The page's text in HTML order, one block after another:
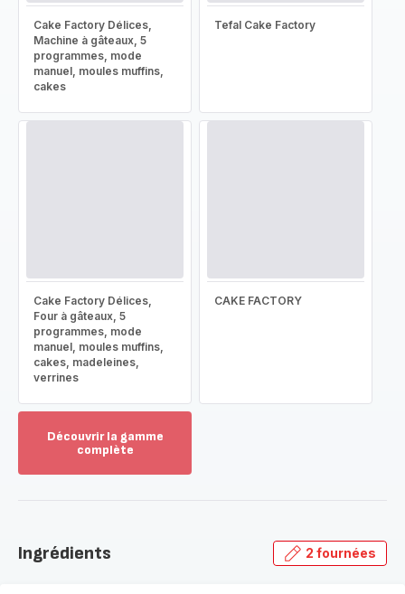
Cake Factory Délices,
Machine à gâteaux, 5
programmes, mode
manuel, moules muffins,
cakes
Tefal Cake Factory
Cake Factory Délices,
Four à gâteaux, 5
programmes, mode
manuel, moules muffins,
cakes, madeleines,
verrines
CAKE FACTORY
Découvrir la gamme
complète
gamme
Ingrédients 2 fournées